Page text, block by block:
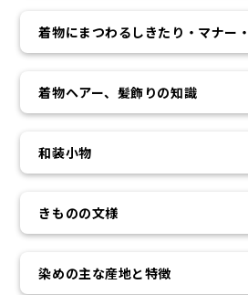
着物にまつわるしきたり・マナー
着物ヘアー、髪飾りの知識
和装小物
きものの文様
染めの主な産地と特徴